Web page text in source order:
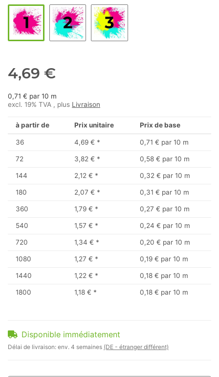
4,69 €
0,71 € par 10 m
excl. 19% TVA , plus Livraison
à partir de Prix unitaire Prix de base
36 4,69 € * 0,71 € par 10 m
72 3,82 € * 0,58 € par 10 m
144 2,12 € * 0,32 € par 10 m
180 2,07 € * 0,31 € par 10 m
360 1,79 € * 0,27 € par 10 m
540 1,57 € * 0,24 € par 10 m
720 1,34 € * 0,20 € par 10 m
1080 1,27 € * 0,19 € par 10 m
1440 1,22 € * 0,18 € par 10 m
1800 1,18 € * 0,18 € par 10 m
Disponible immédiatement
Délai de livraison: env. 4 semaines (DE - étranger différent)